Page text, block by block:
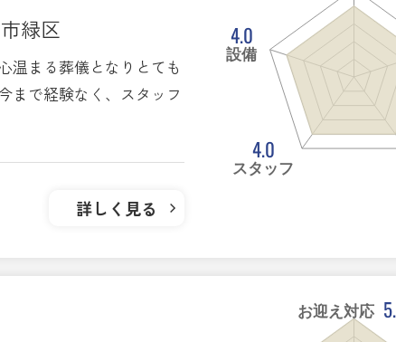
緑区
温まる葬儀となりとても
まで経験なく、スタッフ
詳しく見る
4.0
スタッフ
4.0
設備
お迎え対応